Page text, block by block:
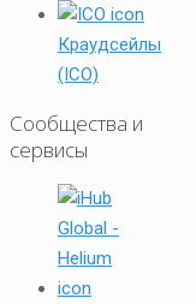
Краудсейлы
(ICO)
Сообщества и
сервисы